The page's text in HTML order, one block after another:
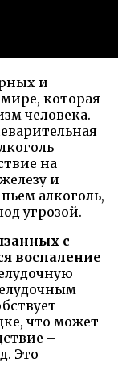
и
которая
человека.
на
и
алкоголь,
угрозой.
с
воспаление
что может
–
Это